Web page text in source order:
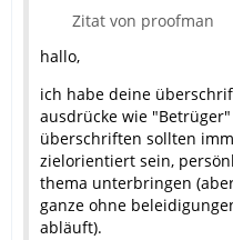
Zitat von proofman
hallo,
ich habe deine
ausdrücke wie
überschriften sollten
zielorientiert sein,
thema unterbringen
ganze ohne
abläuft).